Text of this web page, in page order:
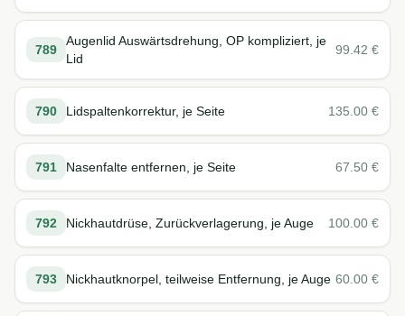
789
Augenlid Auswärtsdrehung, OP kompliziert, je
Lid
99.42 €
790 Lidspaltenkorrektur, je Seite 135.00 €
791 Nasenfalte entfernen, je Seite 67.50 €
792 Nickhautdrüse, Zurückverlagerung, je Auge 100.00 €
793 Nickhautknorpel, teilweise Entfernung, je Auge 60.00 €